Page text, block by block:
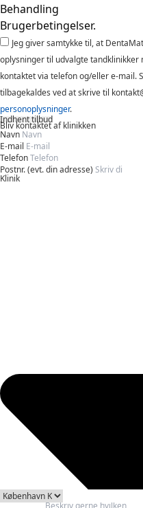
Behandling
Brugerbetingelser.
Jeg giver samtykke til, at
oplysninger til udvalgte
kontaktet via telefon og/eller e-mail.
tilbagekaldes ved at skrive til
personoplysninger.
Indhent tilbud
Bliv kontaktet af klinikken
Navn
E-mail
Telefon
Postnr. (evt. din adresse)
Klinik